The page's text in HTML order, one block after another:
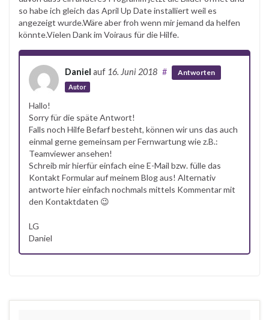
so habe ich gleich das April Up Date installiert weil es
angezeigt wurde.Wäre aber froh wenn mir jemand da helfen
könnte.Vielen Dank im Voiraus für die Hilfe.
Daniel auf 16. Juni 2018
Autor
# Antworten
Hallo!
Sorry für die späte Antwort!
Falls noch Hilfe Befarf besteht, können wir uns das auch
einmal gerne gemeinsam per Fernwartung wie z.B.:
Teamviewer ansehen!
Schreib mir hierfür einfach eine E-Mail bzw. fülle das
Kontakt Formular auf meinem Blog aus! Alternativ
antworte hier einfach nochmals mittels Kommentar mit
den Kontaktdaten 😉
LG
Daniel